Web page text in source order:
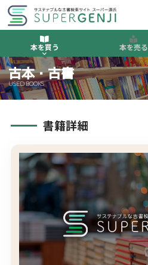
本を買う 本を売る
古本・古書
USED BOOKS
書籍詳細